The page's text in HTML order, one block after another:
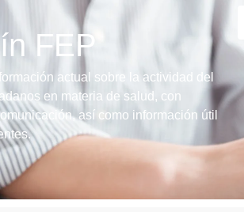
FEP
actual sobre la actividad del
en materia de salud, con
así como información útil